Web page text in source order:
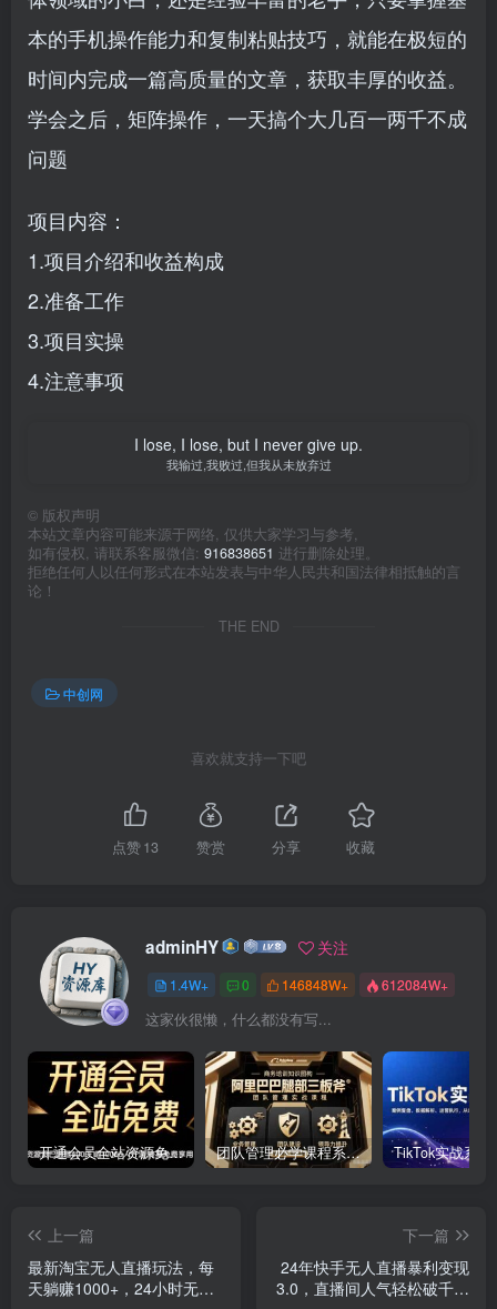
本的手机操作能力和复制粘贴技巧，就能在极短的
时间内完成一篇高质量的文章，获取丰厚的收益。
学会之后，矩阵操作，一天搞个大几百一两千不成
问题
项目内容：
1.项目介绍和收益构成
2.准备工作
3.项目实操
4.注意事项
I lose, I lose, but I never give up.
我输过,我败过,但我从未放弃过
© 版权声明
本站文章内容可能来源于网络, 仅供大家学习与参考,
如有侵权, 请联系客服微信: 916838651 进行删除处理。
拒绝任何人以任何形式在本站发表与中华人民共和国法律相抵触的言
论！
THE END
中创网
喜欢就支持一下吧
点赞13 赞赏 分享 收藏
adminHY 关注
1.4W+ 0 146848W+ 612084W+
这家伙很懒，什么都没有写...
开通会员全站资源免费下载 开通VIP会员 HY资源库 团队管理必学课程系列，阿里巴巴“腿部三板斧”
上一篇
最新淘宝无人直播玩法，每
天躺赚1000+，24小时无人
下一篇
24年快手无人直播暴利变现
3.0，直播间人气轻松破千上